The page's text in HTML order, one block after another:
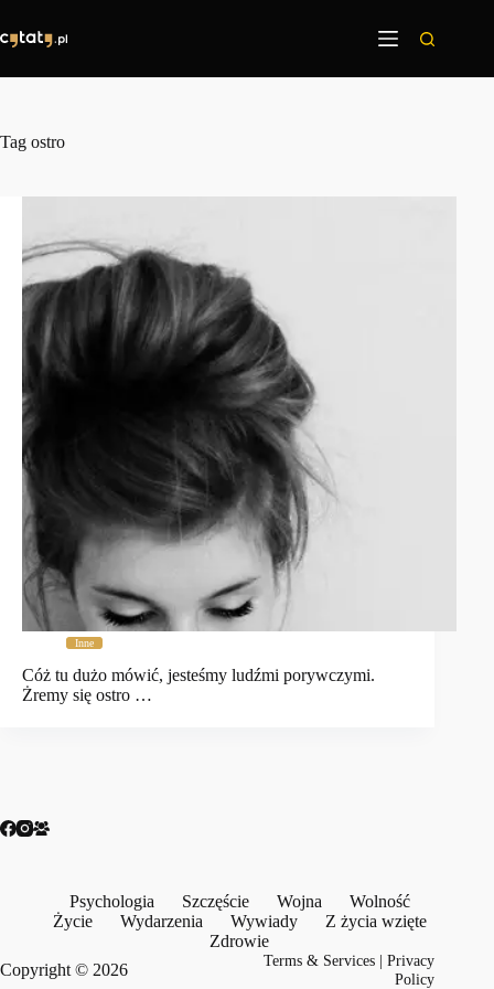
treści
Tag ostro
Inne
Cóż tu dużo mówić, jesteśmy ludźmi porywczymi.
Żremy się ostro …
Psychologia Szczęście Wojna
Wolność
Życie
Wydarzenia Wywiady
Z życia wzięte
Zdrowie
Copyright © 2026
Terms & Services |Privacy
Policy